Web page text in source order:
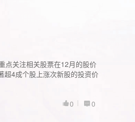
点关注相关股票在12月的股价
超4成个股上涨次新股的投资价
0
0